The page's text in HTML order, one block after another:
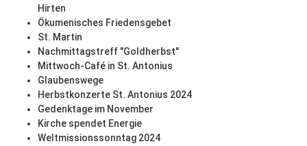
Hirten
Ökumenisches Friedensgebet
St. Martin
Nachmittagstreff "Goldherbst"
Mittwoch-Café in St. Antonius
Glaubenswege
Herbstkonzerte St. Antonius 2024
Gedenktage im November
Kirche spendet Energie
Weltmissionssonntag 2024